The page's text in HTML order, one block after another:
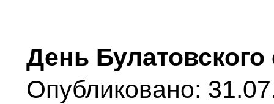
День
Опубликовано: